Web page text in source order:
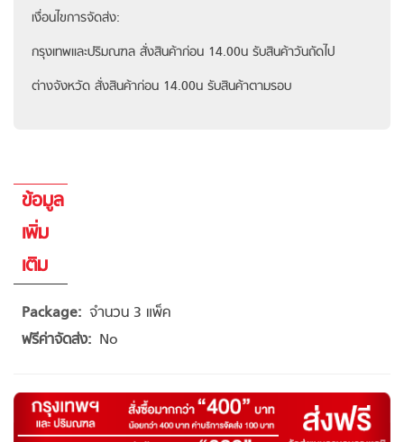
เงื่อนไขการจัดส่ง:
กรุงเทพและปริมณฑล สั่งสินค้าก่อน 14.00น รับสินค้าวันถัดไป
ต่างจังหวัด สั่งสินค้าก่อน 14.00น รับสินค้าตามรอบ
ข้อมูล
เพิ่ม
เติม
ข้อมูล
เพิ่ม
จำนวน 3 แพ็ค
No